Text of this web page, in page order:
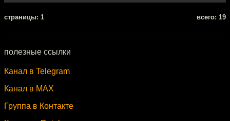
cтраницы: 1 всего: 19
полезные ссылки
Канал в Telegram
Канал в MAX
Группа в Контакте